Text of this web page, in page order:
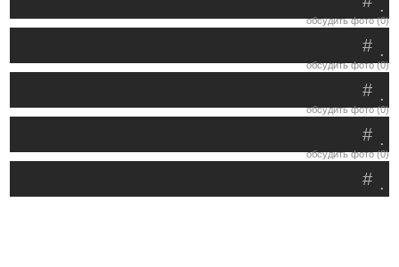
.
обсудить фото (0)
.
#
обсудить фото (0)
.
#
обсудить фото (0)
.
#
обсудить фото (0)
.
#